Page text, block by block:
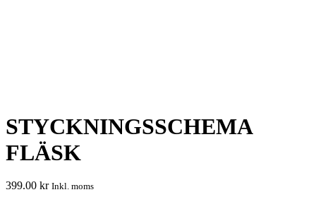
STYCKNINGSSCHEMA
FLÄSK
399.00 kr Inkl. moms